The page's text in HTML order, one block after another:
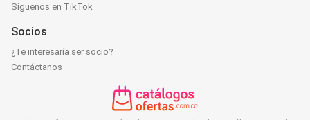
Síguenos en TikTok
Socios
¿Te interesaría ser socio?
Contáctanos